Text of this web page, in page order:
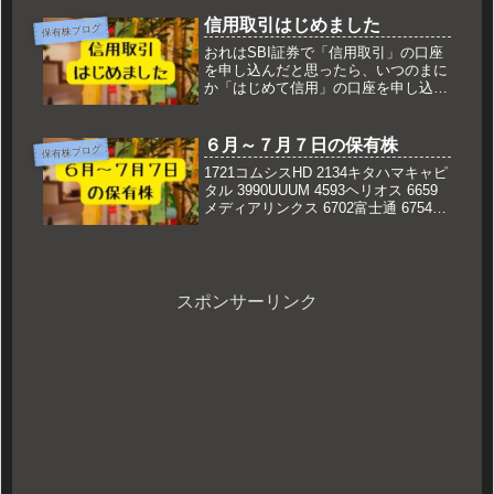
保有株ブログ 信用取引はじめました
おれはSBI証券で「信用取引」の口座
を申し込んだと思ったら、いつのまに
か「はじめて信用」の口座を申し込ん
らなかった…
保有株ブログ ６月～７月７日の保有株
1721コムシスHD 2134キタハマキャピ
タル 3990UUUM 4593ヘリオス 6659
メディアリンクス 6702富士通 6754ア
スポンサーリンク